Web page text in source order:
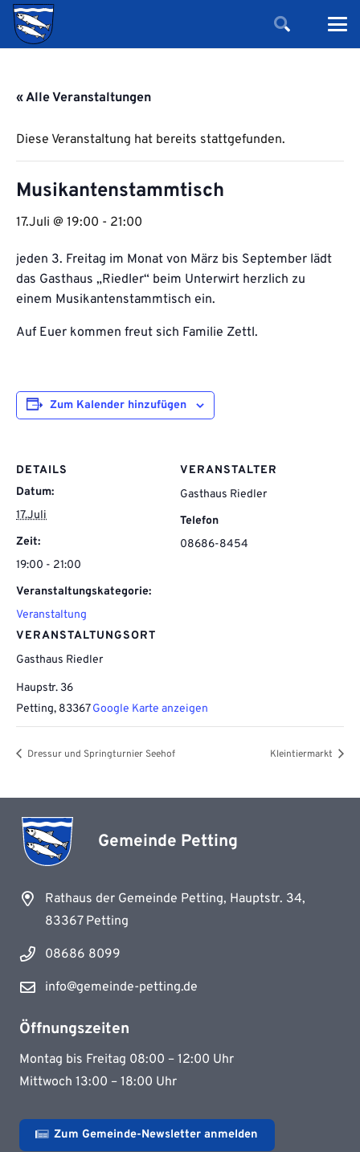
« Alle Veranstaltungen
Diese Veranstaltung hat bereits stattgefunden.
Musikantenstammtisch
17.Juli @ 19:00 - 21:00
jeden 3. Freitag im Monat von März bis September lädt
das Gasthaus „Riedler“ beim Unterwirt herzlich zu
einem Musikantenstammtisch ein.
Auf Euer kommen freut sich Familie Zettl.
Zum Kalender hinzufügen
DETAILS
Datum:
17.Juli
Zeit:
19:00 - 21:00
Veranstaltungskategorie:
Veranstaltung
VERANSTALTUNGSORT
Gasthaus Riedler
Haupstr. 36
Petting, 83367 Google Karte anzeigen
VERANSTALTER
Gasthaus Riedler
Telefon
08686-8454
Dressur und Springturnier Seehof Kleintiermarkt
Gemeinde Petting
Rathaus der Gemeinde Petting, Hauptstr. 34,
83367 Petting
08686 8099
info@gemeinde-petting.de
Öffnungszeiten
Montag bis Freitag 08:00 – 12:00 Uhr
Mittwoch 13:00 – 18:00 Uhr
Zum Gemeinde-Newsletter anmelden